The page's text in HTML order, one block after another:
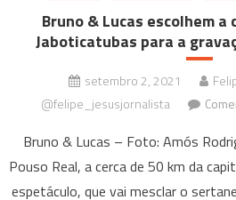
Bruno & Lucas escolhem
Jaboticatubas para a
setembro 2, 2021
@felipe_jesusjornalista
Bruno & Lucas – Foto: Amós
Pouso Real, a cerca de 50 km da
espetáculo, que vai mesclar o